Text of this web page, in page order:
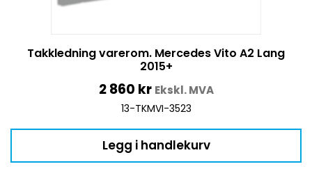
Takkledning varerom. Mercedes Vito A2 Lang
2015+
2 860 kr Ekskl. MVA
13-TKMVI-3523
Legg i handlekurv